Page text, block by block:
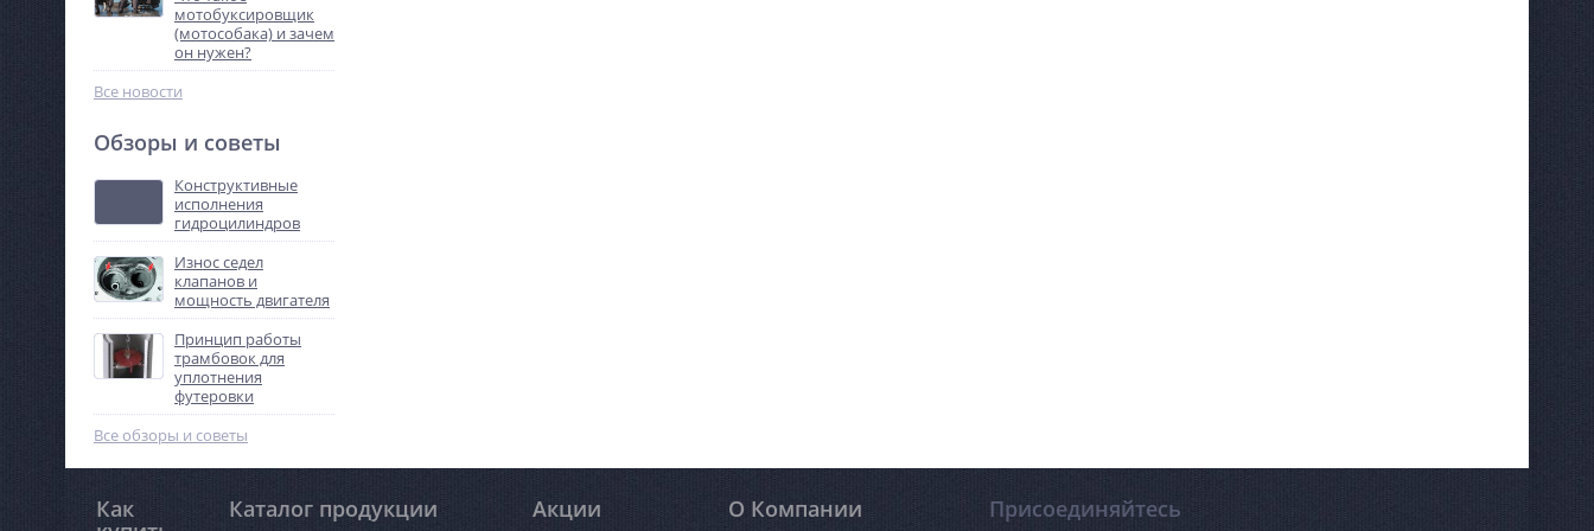
мотобуксировщик
(мотособака) и зачем
он нужен?
Все новости
Обзоры и советы
Конструктивные
исполнения
гидроцилиндров
Износ седел
клапанов и
мощность двигателя
Принцип работы
трамбовок для
уплотнения
футеровки
Все обзоры и советы
Как Каталог продукции Акции О Компании Присоединяйтесь